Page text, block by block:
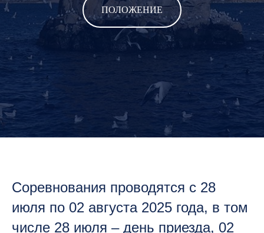
ПОЛОЖЕНИЕ
Соревнования проводятся с 28
июля по 02 августа 2025 года, в том
числе 28 июля – день приезда, 02